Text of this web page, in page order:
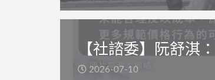
【社諮委】阮舒淇
2026-07-10